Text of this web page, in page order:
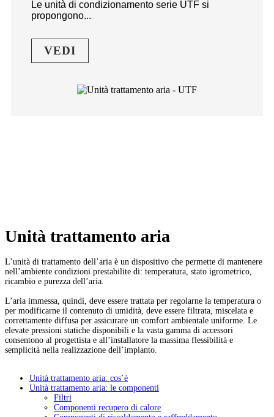
Le unità di condizionamento serie UTF si
propongono...
VEDI
Unità trattamento aria
L’unità di trattamento dell’aria è un dispositivo che permette di mantenere
nell’ambiente condizioni prestabilite di: temperatura, stato igrometrico,
ricambio e purezza dell’aria.
L’aria immessa, quindi, deve essere trattata per regolarne la temperatura o
per modificarne il contenuto di umidità, deve essere filtrata, miscelata e
correttamente diffusa per assicurare un comfort ambientale uniforme. Le
elevate pressioni statiche disponibili e la vasta gamma di accessori
consentono al progettista e all’installatore la massima flessibilità e
semplicità nella realizzazione dell’impianto.
Unità trattamento aria: cos’è
Unità trattamento aria: le componenti
Filtri
Componenti recupero di calore